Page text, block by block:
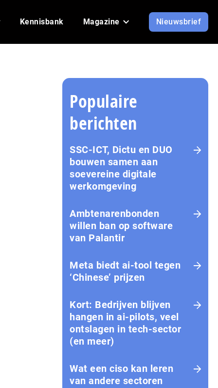
Kennisbank Magazine Nieuwsbrief
Populaire
berichten
SSC-ICT, Dictu en DUO
bouwen samen aan
soevereine digitale
werkomgeving
Ambtenarenbonden
willen ban op software
van Palantir
Meta biedt ai-tool tegen
‘Chinese’ prijzen
Kort: Bedrijven blijven
hangen in ai-pilots, veel
ontslagen in tech-sector
(en meer)
Wat een ciso kan leren
van andere sectoren